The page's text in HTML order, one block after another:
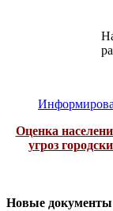
Оценка
угроз
Новые документы